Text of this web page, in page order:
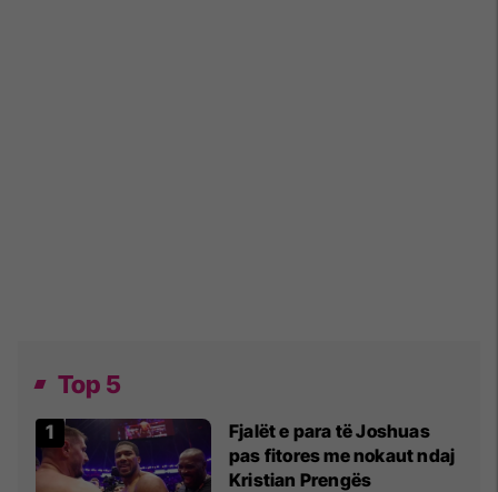
Top 5
Fjalët e para të Joshuas
pas fitores me nokaut ndaj
Kristian Prengës